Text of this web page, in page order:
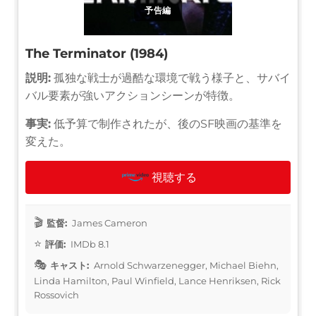
予告編
The Terminator (1984)
説明: 孤独な戦士が過酷な環境で戦う様子と、サバイ
バル要素が強いアクションシーンが特徴。
事実: 低予算で制作されたが、後のSF映画の基準を
変えた。
視聴する
監督: James Cameron
評価: IMDb 8.1
キャスト: Arnold Schwarzenegger, Michael Biehn,
Linda Hamilton, Paul Winfield, Lance Henriksen, Rick
Rossovich